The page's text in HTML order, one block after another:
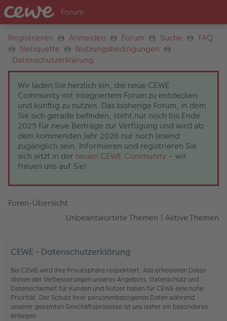
Registrieren Anmelden Forum Suche
FAQ
Netiquette
Nutzungsbedingungen
Datenschutzerklärung
Wir laden Sie herzlich ein, die neue CEWE
Community mit integriertem Forum zu entdecken
und künftig zu nutzen. Das bisherige Forum, in dem
Sie sich gerade befinden, steht nur noch bis Ende
2025 für neue Beiträge zur Verfügung und wird ab
dem kommenden Jahr 2026 nur noch lesend
zugänglich sein. Informieren und registrieren Sie
sich jetzt in der neuen CEWE Community – wir
freuen uns auf Sie!
Foren-Übersicht
Unbeantwortete Themen | Aktive Themen
CEWE - Datenschutzerklärung
Bei CEWE wird Ihre Privatsphäre respektiert. Alle erhobenen Daten
dienen der Verbesserungen unseres Angebots. Datenschutz und
Datensicherheit für Kunden und Nutzer haben für CEWE eine hohe
Priorität. Der Schutz Ihrer personenbezogenen Daten während
unserer gesamten Geschäftsprozesse ist uns daher ein besonderes
Anliegen.